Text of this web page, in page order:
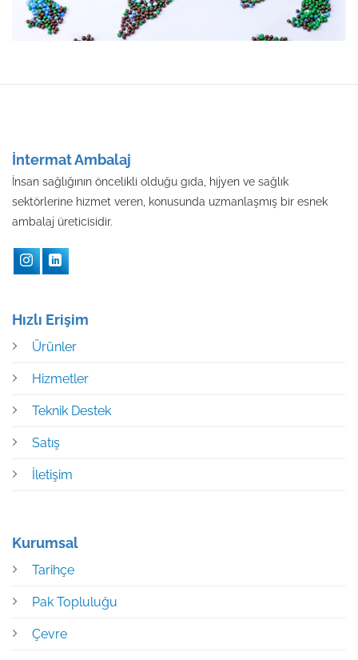
İntermat Ambalaj
İnsan sağlığının öncelikli olduğu gıda, hijyen ve sağlık
sektörlerine hizmet veren, konusunda uzmanlaşmış bir esnek
ambalaj üreticisidir.
Kurumsal
Tarihçe
Pak Topluluğu
Çevre
Hızlı Erişim
Ürünler
Hizmetler
Teknik Destek
Satış
İletişim